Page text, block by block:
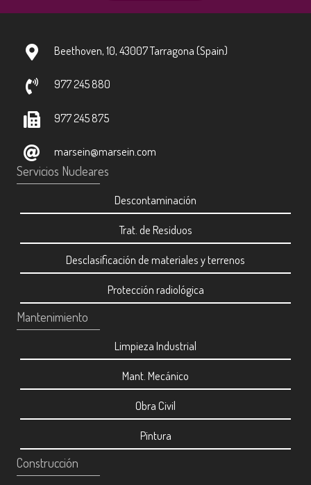
Beethoven, 10, 43007 Tarragona (Spain)
977 245 880
977 245 875
marsein@marsein.com
Servicios Nucleares
Descontaminación
Trat. de Residuos
Desclasificación de materiales y terrenos
Protección radiológica
Mantenimiento
Limpieza Industrial
Mant. Mecánico
Obra Civil
Pintura
Construcción